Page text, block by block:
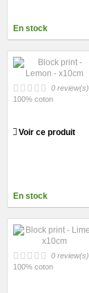
En stock
0 review(s)
100% coton
Voir ce produit
En stock
0 review(s)
100% coton